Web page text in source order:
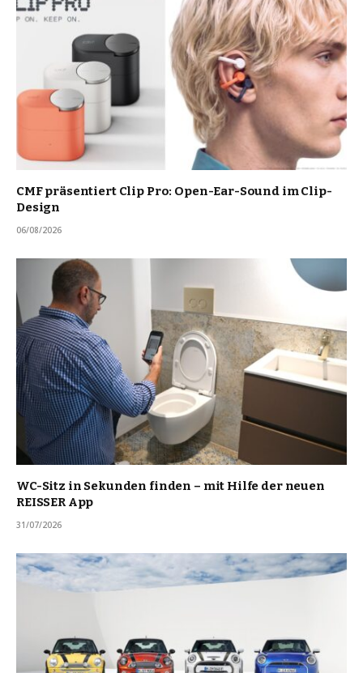
CMF präsentiert Clip Pro: Open-Ear-Sound im Clip-
Design
06/08/2026
WC-Sitz in Sekunden finden – mit Hilfe der neuen
REISSER App
31/07/2026